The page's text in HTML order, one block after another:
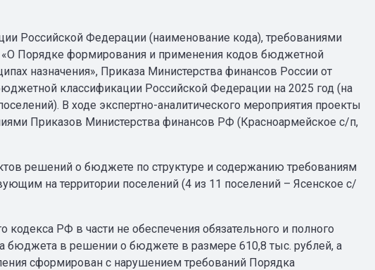
Российской Федерации (наименование кода), требованиями
Порядке формирования и применения кодов бюджетной
назначения», Приказа Министерства финансов России от
классификации Российской Федерации на 2025 год (на
В ходе экспертно-аналитического мероприятия проекты
Приказов Министерства финансов РФ (Красноармейское с/п,
решений о бюджете по структуре и содержанию требованиям
на территории поселений (4 из 11 поселений – Ясенское с/
РФ в части не обеспечения обязательного и полного
бюджета в решении о бюджете в размере 610,8 тыс. рублей, а
сформирован с нарушением требований Порядка